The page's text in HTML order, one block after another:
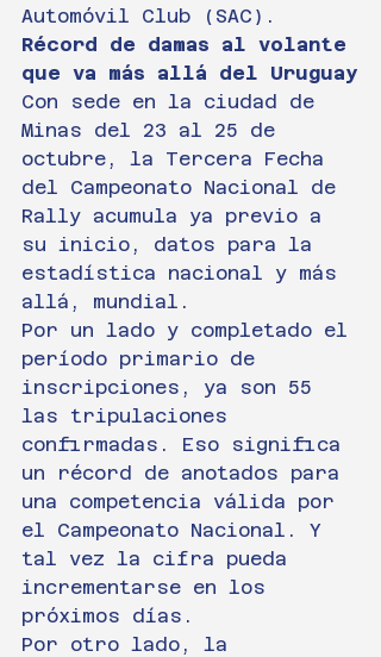
Automóvil Club (SAC).
Récord de damas al volante
que va más allá del Uruguay
Con sede en la ciudad de
Minas del 23 al 25 de
octubre, la Tercera Fecha
del Campeonato Nacional de
Rally acumula ya previo a
su inicio, datos para la
estadística nacional y más
allá, mundial.
Por un lado y completado el
período primario de
inscripciones, ya son 55
las tripulaciones
confirmadas. Eso significa
un récord de anotados para
una competencia válida por
el Campeonato Nacional. Y
tal vez la cifra pueda
incrementarse en los
próximos días.
Por otro lado, la